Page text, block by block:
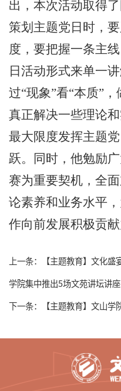
出，本次活动取得
策划主题党日时，
度，要把握一条主
日活动形式来单一
过“现象”看“本质”
真正解决一些理论
最大限度发挥主题
跃。同时，他勉励
赛为重要契机，全
论素养和业务水平
作向前发展积极贡献
上一条：
【主题教育】文化
学院集中推出5场文苑讲坛讲座
下一条：
【主题教育】文山